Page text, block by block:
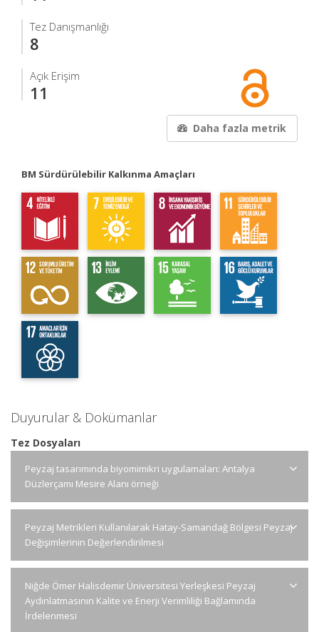
Tez Danışmanlığı
8
Açık Erişim
11
Daha fazla metrik
BM Sürdürülebilir Kalkınma Amaçları
Duyurular & Dokümanlar
Tez Dosyaları
Peyzaj tasarımında biyomimikri uygulamaları: Antalya
Düzlerçamı Mesire Alanı örneği
Peyzaj Metrikleri Kullanılarak Hatay-Samandağ Bölgesi Peyzaj
Değişimlerinin Değerlendirilmesi
Niğde Ömer Halisdemir Üniversitesi Yerleşkesi Peyzaj
Aydınlatmasının Kalite ve Enerji Verimliliği Bağlamında
İrdelenmesi